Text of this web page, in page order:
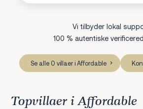
Vi tilbyder lokal
100 % autentiske
Se alle 0 villaer i Affordable
Topvillaer i Affordable